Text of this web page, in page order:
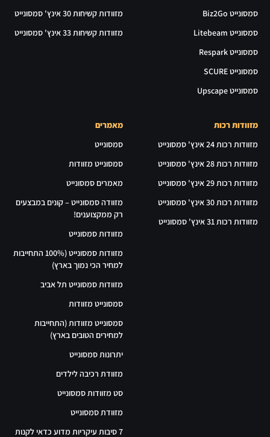
סמסונייט Biz2Go
סמסונייט Litebeam
סמסונייט Respark
סמסונייט SCURE
סמסונייט Upscape
מזוודות קשיחות 30 אינץ' סמסונייט
מזוודות קשיחות 33 אינץ' סמסונייט
מזוודות רכות
מזוודות רכות 24 אינץ' סמסונייט
מזוודות רכות 28 אינץ' סמסונייט
מזוודות רכות 29 אינץ' סמסונייט
מזוודות רכות 30 אינץ' סמסונייט
מזוודות רכות 31 אינץ' סמסונייט
מאמרים
סמסונייט
סמסונייט מזוודות
מאמרים סמסונייט
מזוודה סמסונייט – קונים במבצעים
רק ממקצוענים!
מזוודות סמסונייט
מזוודות סמסונייט (100% התחייבות
למחיר הכי נמוך בארץ)
מזוודות סמסונייט תל אביב
סמסונייט מזוודות
סמסונייט מזוודות (התחייבות
למחירים הטובים בארץ)
יתרונות סמסונייט
מזוודת רכיבה לילדים
סט מזוודות סמסונייט
מזוודת סמסונייט
7 סיבות עיקריות מדוע כדאי לקנות